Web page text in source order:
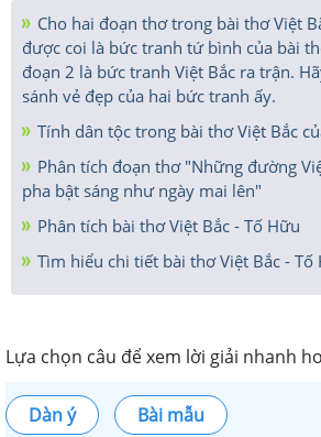
Cho hai đoạn thơ trong bài thơ Việt
được coi là bức tranh tứ bình của bài
đoạn 2 là bức tranh Việt Bắc ra trận.
sánh vẻ đẹp của hai bức tranh ấy.
Tính dân tộc trong bài thơ Việt Bắc
Phân tích đoạn thơ "Những đường
pha bật sáng như ngày mai lên"
Phân tích bài thơ Việt Bắc - Tố Hữu
Tìm hiểu chi tiết bài thơ Việt Bắc - Tố
Lựa chọn câu để xem lời giải nhanh
Dàn ý Bài mẫu